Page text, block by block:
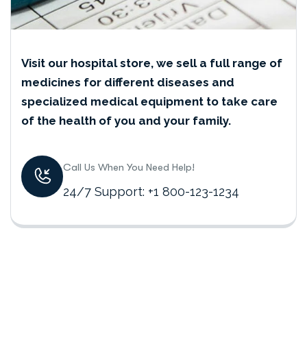
Visit our hospital store, we sell a full range of
medicines for different diseases and
specialized medical equipment to take care
of the health of you and your family.
Call Us When You Need Help!
24/7 Support: +1 800-123-1234